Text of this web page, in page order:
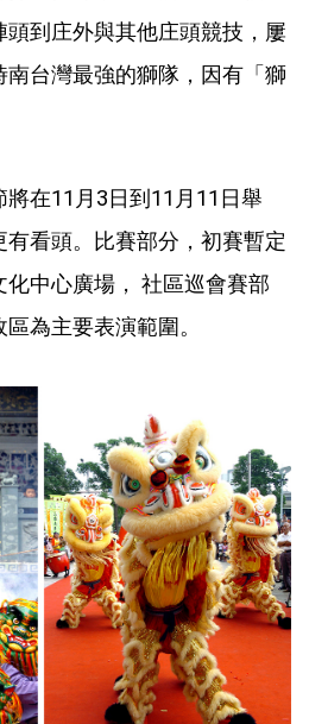
到庄外與其他庄頭競技，屢
台灣最強的獅隊，因有「獅
在11月3日到11月11日舉
看頭。比賽部分，初賽暫定
中心廣場， 社區巡會賽部
為主要表演範圍。